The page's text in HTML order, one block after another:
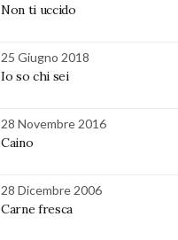
Non ti uccido
25 Giugno 2018
Io so chi sei
28 Novembre 2016
Caino
28 Dicembre 2006
Carne fresca